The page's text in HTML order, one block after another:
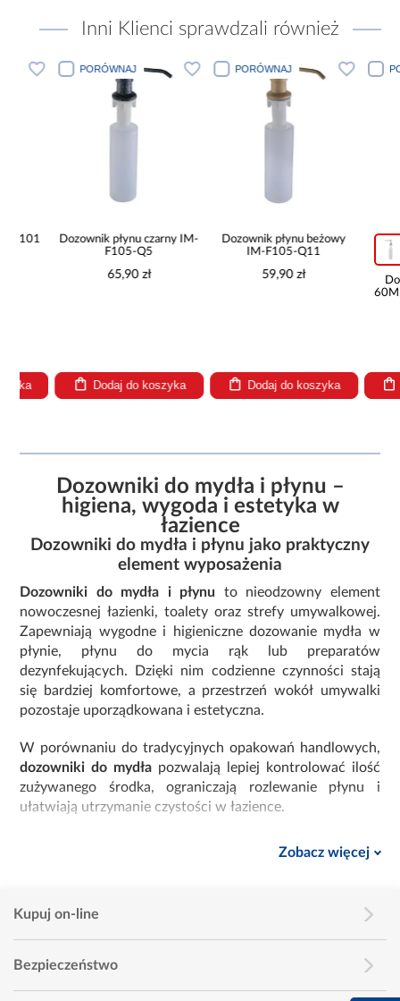
Inni Klienci sprawdzali również
PORÓWNAJ
Dozownik płynu czarny IM-
F105-Q5
65,90 zł
Dodaj do koszyka
PORÓWNAJ
Dozownik płynu beżowy
IM-F105-Q11
59,90 zł
Dodaj do koszyka
60MB IM-
Dozowniki do mydła i płynu –
higiena, wygoda i estetyka w
łazience
Dozowniki do mydła i płynu jako praktyczny
element wyposażenia
Dozowniki do mydła i płynu to nieodzowny element
nowoczesnej łazienki, toalety oraz strefy umywalkowej.
Zapewniają wygodne i higieniczne dozowanie mydła w
płynie, płynu do mycia rąk lub preparatów
dezynfekujących. Dzięki nim codzienne czynności stają
się bardziej komfortowe, a przestrzeń wokół umywalki
pozostaje uporządkowana i estetyczna.
W porównaniu do tradycyjnych opakowań handlowych,
dozowniki do mydła pozwalają lepiej kontrolować ilość
zużywanego środka, ograniczają rozlewanie płynu i
ułatwiają utrzymanie czystości w łazience.
Rodzaje dozowników do mydła i płynu
użytkowych i aranżacyjnych. Najczęściej spotykane typy
Dozowniki stojące
– ustawiane bezpośrednio na
umywalce lub blacie, łatwe do przestawiania i
Zobacz więcej
Kupuj on-line
Bezpieczeństwo